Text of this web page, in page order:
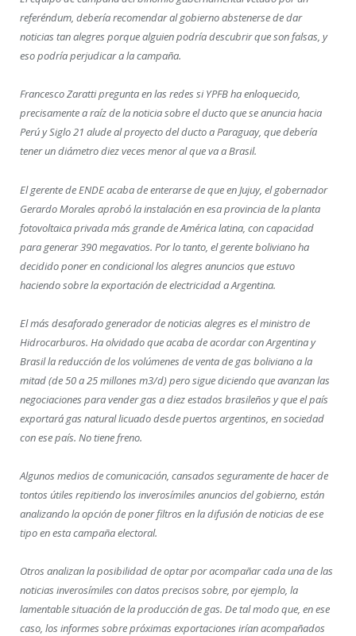
referéndum, debería recomendar al gobierno abstenerse de dar
noticias tan alegres porque alguien podría descubrir que son falsas, y
eso podría perjudicar a la campaña.
Francesco Zaratti pregunta en las redes si YPFB ha enloquecido,
precisamente a raíz de la noticia sobre el ducto que se anuncia hacia
Perú y Siglo 21 alude al proyecto del ducto a Paraguay, que debería
tener un diámetro diez veces menor al que va a Brasil.
El gerente de ENDE acaba de enterarse de que en Jujuy, el gobernador
Gerardo Morales aprobó la instalación en esa provincia de la planta
fotovoltaica privada más grande de América latina, con capacidad
para generar 390 megavatios. Por lo tanto, el gerente boliviano ha
decidido poner en condicional los alegres anuncios que estuvo
haciendo sobre la exportación de electricidad a Argentina.
El más desaforado generador de noticias alegres es el ministro de
Hidrocarburos. Ha olvidado que acaba de acordar con Argentina y
Brasil la reducción de los volúmenes de venta de gas boliviano a la
mitad (de 50 a 25 millones m3/d) pero sigue diciendo que avanzan las
negociaciones para vender gas a diez estados brasileños y que el país
exportará gas natural licuado desde puertos argentinos, en sociedad
con ese país. No tiene freno.
Algunos medios de comunicación, cansados seguramente de hacer de
tontos útiles repitiendo los inverosímiles anuncios del gobierno, están
analizando la opción de poner filtros en la difusión de noticias de ese
tipo en esta campaña electoral.
Otros analizan la posibilidad de optar por acompañar cada una de las
noticias inverosímiles con datos precisos sobre, por ejemplo, la
lamentable situación de la producción de gas. De tal modo que, en ese
caso, los informes sobre próximas exportaciones irían acompañados